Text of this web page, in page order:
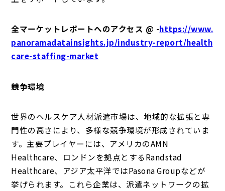
全マーケットレポートへのアクセス @ -https://www.
panoramadatainsights.jp/industry-report/health
care-staffing-market
競争環境
世界のヘルスケア人材派遣市場は、地域的な拡張と専
門性の高さにより、多様な競争環境が形成されていま
す。主要プレイヤーには、アメリカのAMN
Healthcare、ロンドンを拠点とするRandstad
Healthcare、アジア太平洋ではPasona Groupなどが
挙げられます。これら企業は、派遣ネットワークの拡